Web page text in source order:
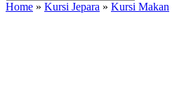
Home » Kursi Jepara » Kursi Makan